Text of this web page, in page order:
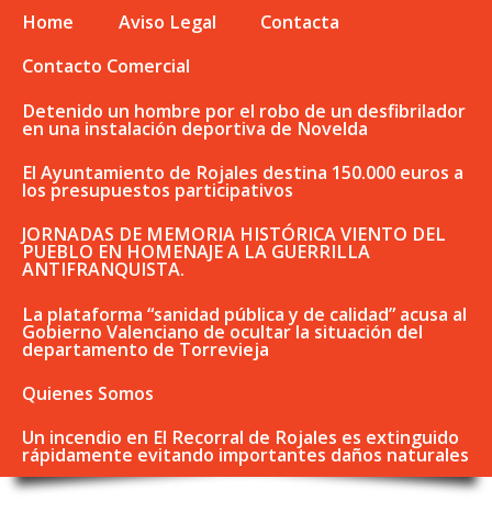
Home Aviso Legal
Contacta
Contacto Comercial
Detenido un hombre por el robo de un desfibrilador
en una instalación deportiva de Novelda
El Ayuntamiento de Rojales destina 150.000 euros a
los presupuestos participativos
JORNADAS DE MEMORIA HISTÓRICA VIENTO DEL
PUEBLO EN HOMENAJE A LA GUERRILLA
ANTIFRANQUISTA.
La plataforma “sanidad pública y de calidad” acusa al
Gobierno Valenciano de ocultar la situación del
departamento de Torrevieja
Quienes Somos
Un incendio en El Recorral de Rojales es extinguido
rápidamente evitando importantes daños naturales